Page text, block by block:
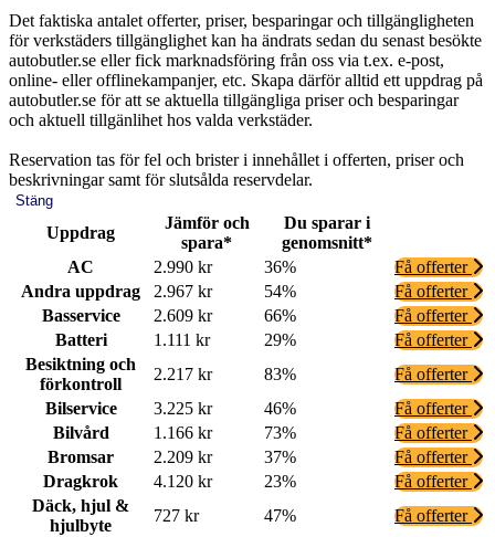
Det faktiska antalet offerter, priser, besparingar och tillgängligheten
för verkstäders tillgänglighet kan ha ändrats sedan du senast besökte
autobutler.se eller fick marknadsföring från oss via t.ex. e-post,
online- eller offlinekampanjer, etc. Skapa därför alltid ett uppdrag på
autobutler.se för att se aktuella tillgängliga priser och besparingar
och aktuell tillgänlihet hos valda verkstäder.
Reservation tas för fel och brister i innehållet i offerten, priser och
beskrivningar samt för slutsålda reservdelar.
Stäng
Uppdrag
Jämför och
spara*
Du sparar i
genomsnitt*
AC
2.990 kr 36%
Få offerter
Andra uppdrag
2.967 kr 54%
Få offerter
Basservice
2.609 kr 66%
Få offerter
Batteri
1.111 kr 29%
Få offerter
Besiktning och
förkontroll
2.217 kr 83%
Få offerter
Bilservice
3.225 kr 46%
Få offerter
Bilvård
1.166 kr 73%
Få offerter
Bromsar
2.209 kr 37%
Få offerter
Dragkrok
4.120 kr 23%
Få offerter
Däck, hjul &
hjulbyte
727 kr 47%
Få offerter